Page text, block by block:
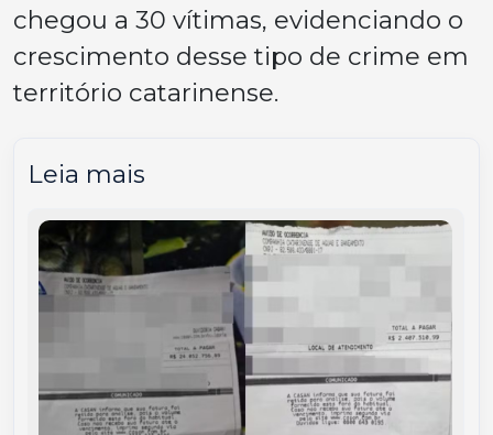
chegou a 30 vítimas, evidenciando o
crescimento desse tipo de crime em
território catarinense.
Leia mais